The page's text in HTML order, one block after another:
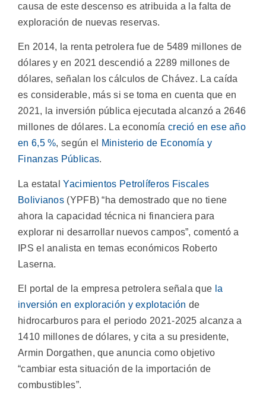
causa de este descenso es atribuida a la falta de
exploración de nuevas reservas.
En 2014, la renta petrolera fue de 5489 millones de
dólares y en 2021 descendió a 2289 millones de
dólares, señalan los cálculos de Chávez. La caída
es considerable, más si se toma en cuenta que en
2021, la inversión pública ejecutada alcanzó a 2646
millones de dólares. La economía creció en ese año
en 6,5 %, según el
Ministerio de Economía y
Finanzas Públicas.
La estatalYacimientos Petrolíferos Fiscales
Bolivianos (YPFB) “ha demostrado que no tiene
ahora la capacidad técnica ni financiera para
explorar ni desarrollar nuevos campos”, comentó a
IPS el analista en temas económicos Roberto
Laserna.
El portal de la empresa petrolera señala que la
inversión en exploración y explotación de
hidrocarburos para el periodo 2021-2025 alcanza a
1410 millones de dólares, y cita a su presidente,
Armin Dorgathen, que anuncia como objetivo
“cambiar esta situación de la importación de
combustibles”.